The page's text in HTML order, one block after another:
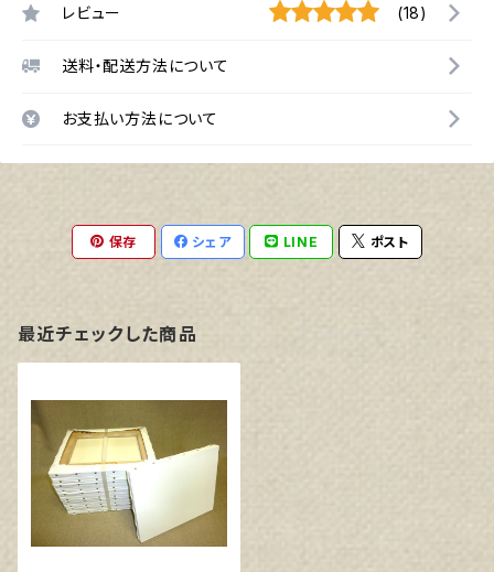
レビュー (18)
送料・配送方法について
お支払い方法について
保存 シェア LINE ポスト
最近チェックした商品